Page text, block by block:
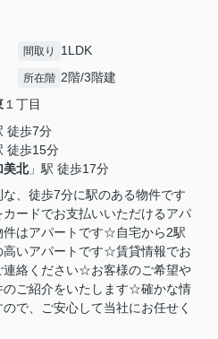
間取り 1LDK
所在階 2階/3階建
１丁目
徒歩7分
徒歩15分
美北」駅 徒歩17分
、徒歩7分に駅のある物件です
ードでお支払いいただけるアパ
はアパートです☆自宅から2駅
高いアパートです☆賃貸情報でお
連絡ください☆お客様のご希望や
のご紹介をいたします☆確かな情
で、ご安心して当社にお任せく